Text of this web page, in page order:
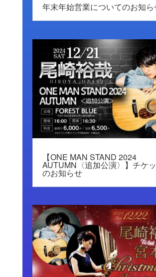
年末年始営業についてのお知ら
【ONE MAN STAND 2024
AUTUMN〈追加公演〉】チケ
のお知らせ